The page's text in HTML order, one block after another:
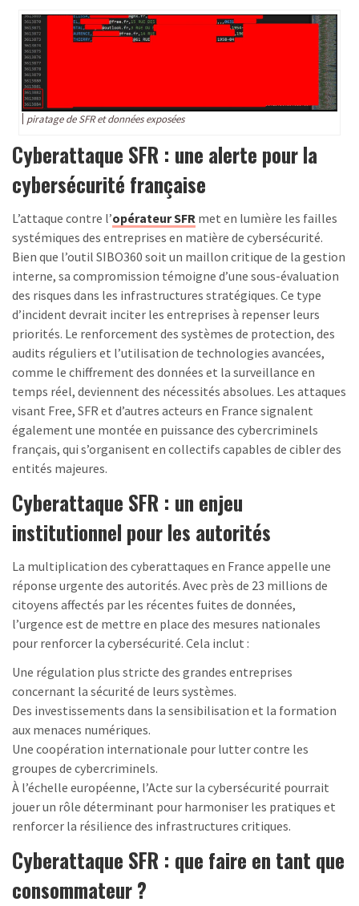
piratage de SFR et données exposées
Cyberattaque SFR : une alerte pour la
cybersécurité française
L’attaque contre l’opérateur SFR met en lumière les failles
systémiques des entreprises en matière de cybersécurité.
Bien que l’outil SIBO360 soit un maillon critique de la gestion
interne, sa compromission témoigne d’une sous-évaluation
des risques dans les infrastructures stratégiques. Ce type
d’incident devrait inciter les entreprises à repenser leurs
priorités. Le renforcement des systèmes de protection, des
audits réguliers et l’utilisation de technologies avancées,
comme le chiffrement des données et la surveillance en
temps réel, deviennent des nécessités absolues. Les attaques
visant Free, SFR et d’autres acteurs en France signalent
également une montée en puissance des cybercriminels
français, qui s’organisent en collectifs capables de cibler des
entités majeures.
Cyberattaque SFR : un enjeu
institutionnel pour les autorités
La multiplication des cyberattaques en France appelle une
réponse urgente des autorités. Avec près de 23 millions de
citoyens affectés par les récentes fuites de données,
l’urgence est de mettre en place des mesures nationales
pour renforcer la cybersécurité. Cela inclut :
Une régulation plus stricte des grandes entreprises
concernant la sécurité de leurs systèmes.
Des investissements dans la sensibilisation et la formation
aux menaces numériques.
Une coopération internationale pour lutter contre les
groupes de cybercriminels.
À l’échelle européenne, l’Acte sur la cybersécurité pourrait
jouer un rôle déterminant pour harmoniser les pratiques et
renforcer la résilience des infrastructures critiques.
Cyberattaque SFR : que faire en tant que
consommateur ?